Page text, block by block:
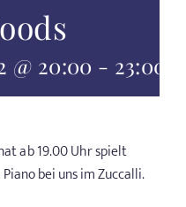
@ 20:00 - 23:00
ab 19.00 Uhr spielt
bei uns im Zuccalli.